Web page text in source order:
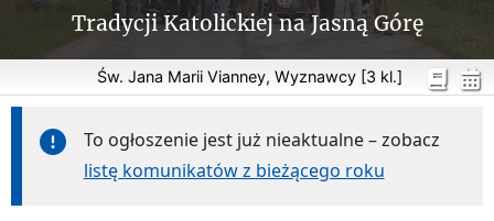
Tradycji Katolickiej na Jasną Górę
Św. Jana Marii Vianney, Wyznawcy [3 kl.]
To ogłoszenie jest już nieaktualne – zobacz
listę komunikatów z bieżącego roku